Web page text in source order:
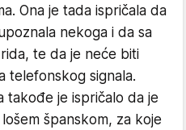
Ona je tada ispričala da
nekoga i da sa
te da je neće biti
telefonskog signala.
takođe je ispričalo da je
španskom, za koje